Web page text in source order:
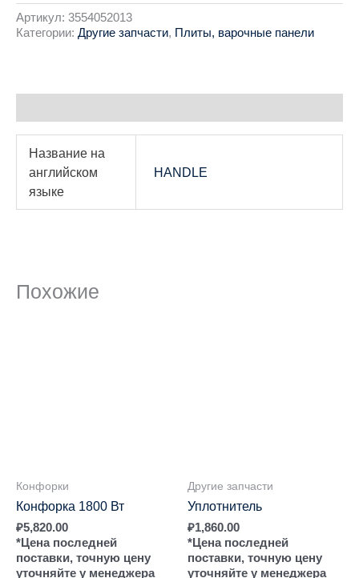
Артикул: 3554052013
Категории: Другие запчасти, Плиты, варочные панели
Название на
английском
языке
HANDLE
Похожие
Конфорки
Конфорка 1800 Вт
₽5,820.00
*Цена последней
поставки, точную цену
уточняйте у менеджера
Другие запчасти
Уплотнитель
₽1,860.00
*Цена последней
поставки, точную цену
уточняйте у менеджера